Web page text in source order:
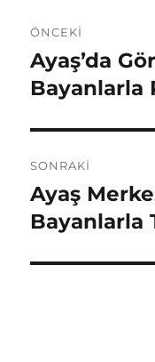
gezinmesi
ÖNCEKI
Önceki
yazı:
Ayaş’da
Bayanlarla
SONRAKI
Sonraki
yazı:
Ayaş
Bayanlarla